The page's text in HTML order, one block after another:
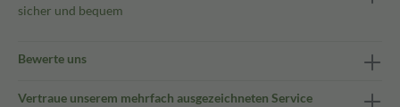
sicher und bequem
Bewerte uns
Vertraue unserem mehrfach ausgezeichneten Service